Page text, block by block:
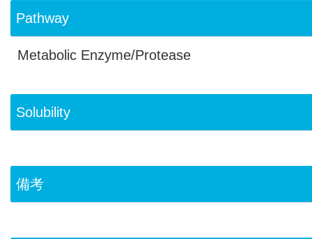
Pathway
Metabolic Enzyme/Protease
Solubility
備考